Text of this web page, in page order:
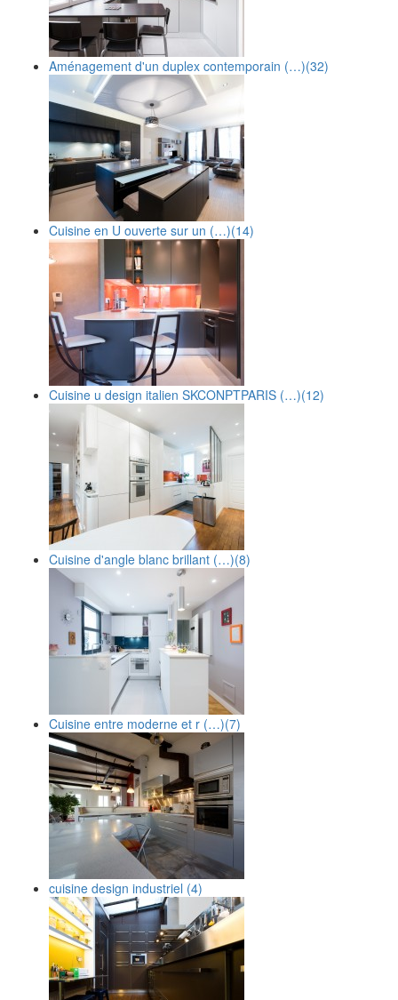
Aménagement d'un duplex contemporain (…)(32)
Cuisine en U ouverte sur un (…)(14)
Cuisine u design italien SKCONPTPARIS (…)(12)
Cuisine d'angle blanc brillant (…)(8)
Cuisine entre moderne et r (…)(7)
cuisine design industriel (4)